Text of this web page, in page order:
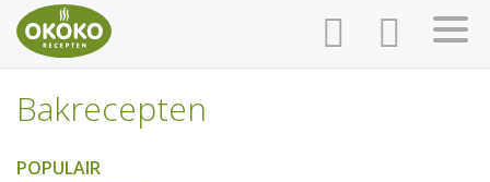
Bakrecepten
POPULAIR